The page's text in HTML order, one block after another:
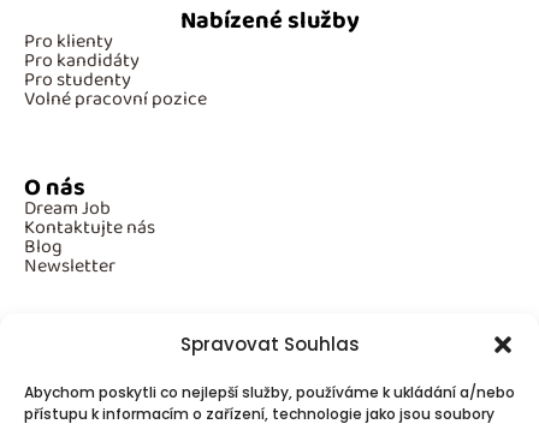
Spravovat Souhlas
Abychom poskytli co nejlepší služby, používáme k ukládání a/nebo
přístupu k informacím o zařízení, technologie jako jsou soubory
Nabízené služby
Pro klienty
Pro kandidáty
Pro studenty
Volné pracovní pozice
O nás
Dream Job
Kontaktujte nás
Blog
Newsletter
Povinné informace
GDPR